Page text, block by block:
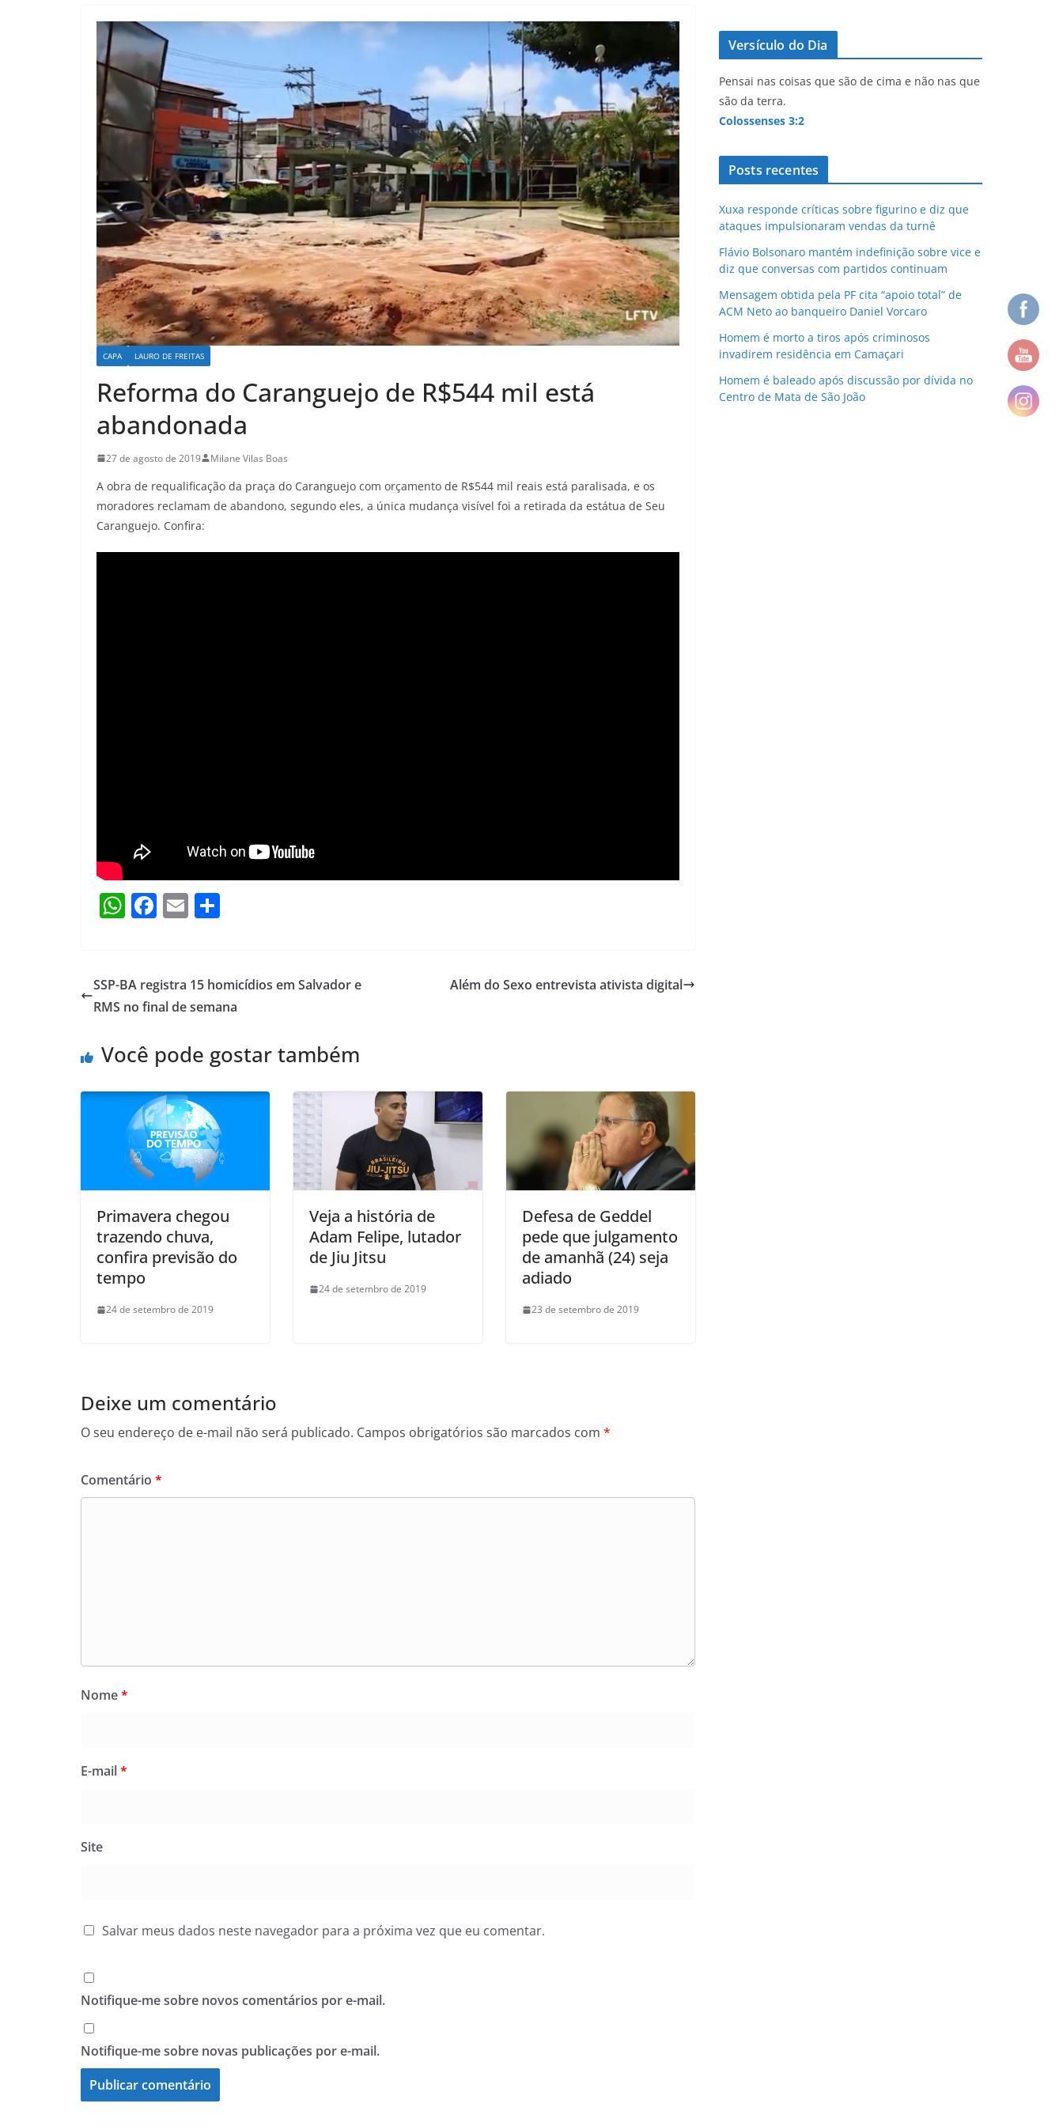
CAPA LAURO DE FREITAS
Reforma do Caranguejo de R$544 mil está
abandonada
27 de agosto de 2019 Milane Vilas Boas
A obra de requalificação da praça do Caranguejo com orçamento de R$544 mil reais está paralisada, e os
moradores reclamam de abandono, segundo eles, a única mudança visível foi a retirada da estátua de Seu
Caranguejo. Confira:
W
h
s
A
p
F
a
e
b
o
E
m
l e
SSP-BA registra 15 homicídios em Salvador e
RMS no final de semana
Além do Sexo entrevista ativista digital
Você pode gostar também
Primavera chegou
trazendo chuva,
confira previsão do
tempo
24 de setembro de 2019
Veja a história de
Adam Felipe, lutador
de Jiu Jitsu
24 de setembro de 2019
Defesa de Geddel
pede que julgamento
de amanhã (24) seja
adiado
23 de setembro de 2019
Deixe um comentário
O seu endereço de e-mail não será publicado. Campos obrigatórios são marcados com *
Comentário *
Nome*
E-mail*
Site
Salvar meus dados neste navegador para a próxima vez que eu comentar.
Notifique-me sobre novos comentários por e-mail.
Notifique-me sobre novas publicações por e-mail.
Versículo do Dia
Pensai nas coisas que são de cima e não nas que
são da terra.
Colossenses 3:2
Posts recentes
Xuxa responde críticas sobre figurino e diz que
ataques impulsionaram vendas da turnê
Flávio Bolsonaro mantém indefinição sobre vice e
diz que conversas com partidos continuam
Mensagem obtida pela PF cita “apoio total” de
ACM Neto ao banqueiro Daniel Vorcaro
Homem é morto a tiros após criminosos
invadirem residência em Camaçari
Homem é baleado após discussão por dívida no
Centro de Mata de São João